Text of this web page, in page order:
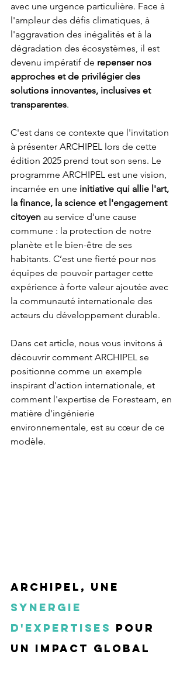
avec une urgence particulière. Face à
l'ampleur des défis climatiques, à
l'aggravation des inégalités et à la
dégradation des écosystèmes, il est
devenu impératif de repenser nos
approches et de privilégier des
solutions innovantes, inclusives et
transparentes.
C'est dans ce contexte que l'invitation
à présenter ARCHIPEL lors de cette
édition 2025 prend tout son sens. Le
programme ARCHIPEL est une vision,
incarnée en une initiative qui allie l'art,
la finance, la science et l'engagement
citoyen au service d'une cause
commune : la protection de notre
planète et le bien-être de ses
habitants. C’est une fierté pour nos
équipes de pouvoir partager cette
expérience à forte valeur ajoutée avec
la communauté internationale des
acteurs du développement durable.
Dans cet article, nous vous invitons à
découvrir comment ARCHIPEL se
positionne comme un exemple
inspirant d'action internationale, et
comment l'expertise de Foresteam, en
matière d'ingénierie
environnementale, est au cœur de ce
modèle.
ARCHIPEL, une
synergie
d'expertises pour
un impact global